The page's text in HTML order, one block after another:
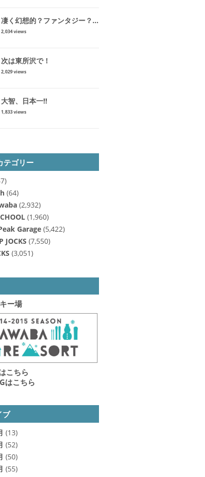
凄く幻想的？ファンタジー？...
2,034 views
次は東所沢で！
2,029 views
大智、日本一!!
1,833 views
テゴリー
(64)
(2,932)
(1,960)
Garage(5,422)
JOCKS (7,550)
(3,051)
ー場
こちら
はこちら
ブ
(13)
(52)
(50)
(55)